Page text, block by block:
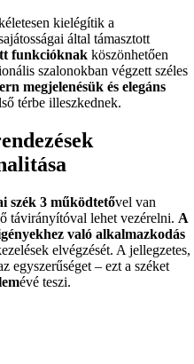
kielégítik a
által támasztott
funkcióknak köszönhetően
szalonokban végzett széles
megjelenésük és elegáns
térbe illeszkednek.
szék 3 működtetővel van
távirányítóval lehet vezérelni. A
való alkalmazkodás
elvégzését. A jellegzetes,
egyszerűséget – ezt a széket
évé teszi.